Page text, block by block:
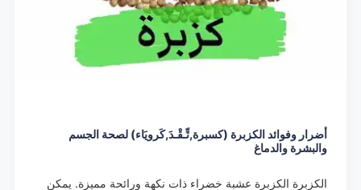
أضرار وفوائد الكزبرة (كسبرة,تِّـقْـدَ,كَرويَاء) لصحة الجسم
والبشرة والدماغ
الكزبرة الكزبرة عشبة خضراء ذات نكهة ورائحة مميزة. يمكن